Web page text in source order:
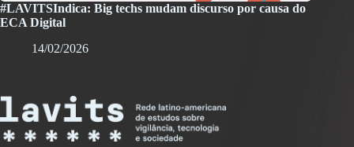
#LAVITSIndica: Big techs mudam discurso por causa do
ECA Digital
14/02/2026